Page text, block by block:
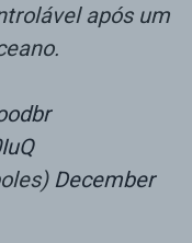
após um
December